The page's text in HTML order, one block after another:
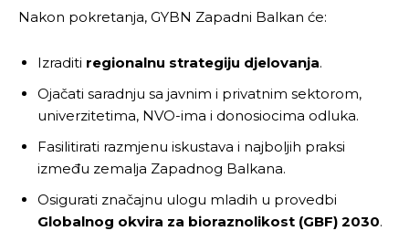
Nakon pokretanja, GYBN Zapadni Balkan će:
Izraditi regionalnu strategiju djelovanja.
Ojačati saradnju sa javnim i privatnim sektorom,
univerzitetima, NVO-ima i donosiocima odluka.
Fasilitirati razmjenu iskustava i najboljih praksi
između zemalja Zapadnog Balkana.
Osigurati značajnu ulogu mladih u provedbi
Globalnog okvira za bioraznolikost (GBF) 2030.